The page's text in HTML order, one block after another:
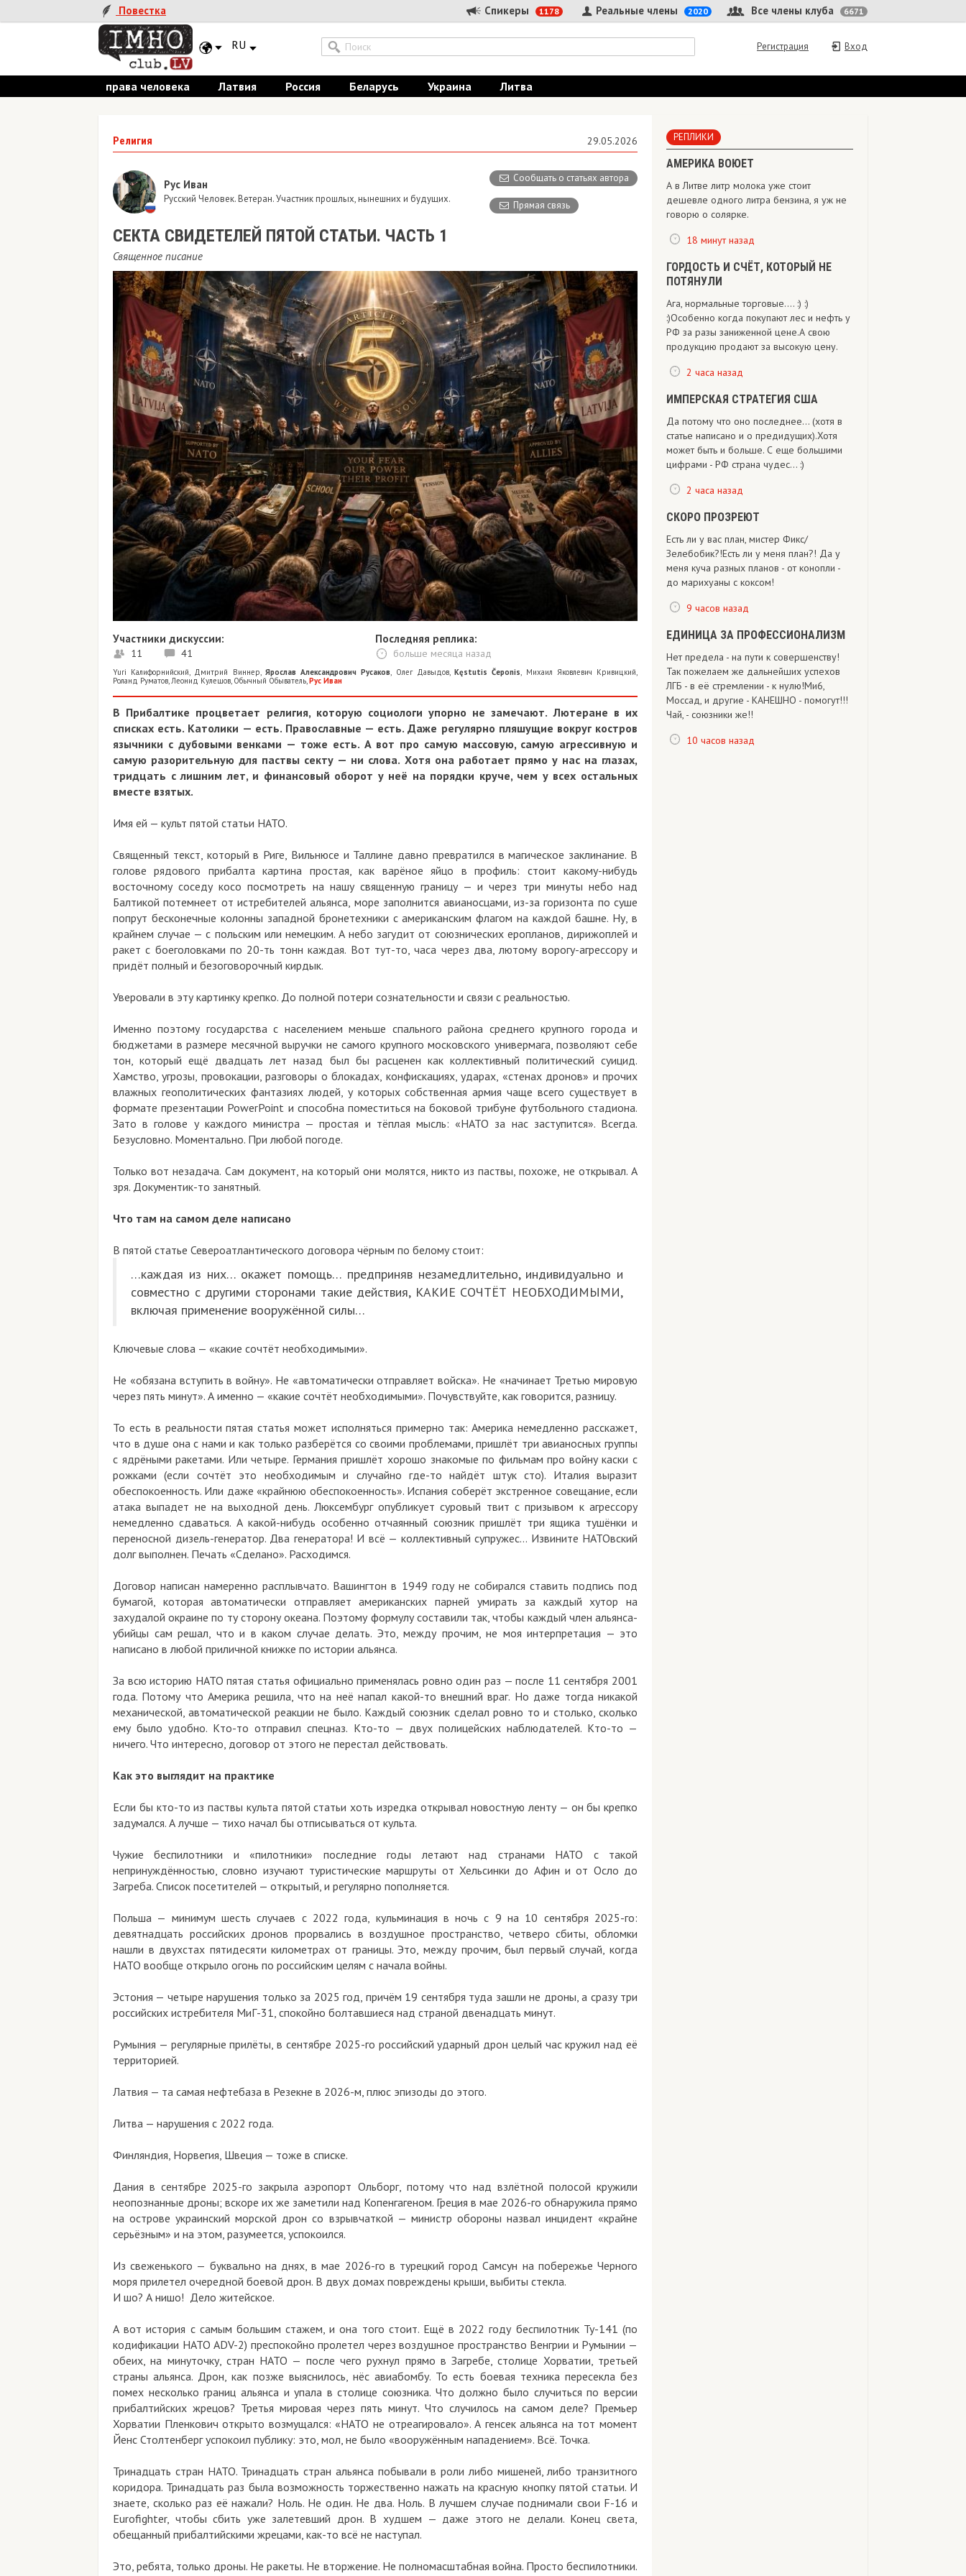
Повестка Спикеры 1178 Все члены клуба 6671
Реальные члены 2020
RU Вход
Регистрация
права человека Латвия Россия Беларусь Украина Литва
Религия 29.05.2026
Сообщать о статьях автора
Прямая связь
Рус Иван
Русский Человек. Ветеран. Участник прошлых, нынешних и будущих.
​СЕКТА СВИДЕТЕЛЕЙ ПЯТОЙ СТАТЬИ. ЧАСТЬ 1
Священное писание
Участники дискуссии:
11 41
Последняя реплика:
больше месяца назад
Yuri Калифорнийский, Дмитрий Виннер, Ярослав Александрович Русаков, Олег Давыдов,Kęstutis Čeponis, Михаил Яковлевич Кривицкий,
Роланд Руматов,Леонид Кулешов, Обычный Обыватель,Рус Иван
В Прибалтике процветает религия, которую социологи упорно не замечают. Лютеране в их
списках есть. Католики — есть. Православные — есть. Даже регулярно пляшущие вокруг костров
язычники с дубовыми венками — тоже есть. А вот про самую массовую, самую агрессивную и
самую разорительную для паствы секту — ни слова. Хотя она работает прямо у нас на глазах,
тридцать с лишним лет, и финансовый оборот у неё на порядки круче, чем у всех остальных
вместе взятых.
Имя ей — культ пятой статьи НАТО.
Священный текст, который в Риге, Вильнюсе и Таллине давно превратился в магическое заклинание. В
голове рядового прибалта картина простая, как варёное яйцо в профиль: стоит какому-нибудь
восточному соседу косо посмотреть на нашу священную границу — и через три минуты небо над
Балтикой потемнеет от истребителей альянса, море заполнится авианосцами, из-за горизонта по суше
попрут бесконечные колонны западной бронетехники с американским флагом на каждой башне. Ну, в
крайнем случае — с польским или немецким. А небо загудит от союзнических еропланов, дирижоплей и
ракет с боеголовками по 20-ть тонн каждая. Вот тут-то, часа через два, лютому ворогу-агрессору и
придёт полный и безоговорочный кирдык.
Уверовали в эту картинку крепко. До полной потери сознательности и связи с реальностью.
Именно поэтому государства с населением меньше спального района среднего крупного города и
бюджетами в размере месячной выручки не самого крупного московского универмага, позволяют себе
тон, который ещё двадцать лет назад был бы расценен как коллективный политический суицид.
Хамство, угрозы, провокации, разговоры о блокадах, конфискациях, ударах, «стенах дронов» и прочих
влажных геополитических фантазиях людей, у которых собственная армия чаще всего существует в
формате презентации PowerPoint и способна поместиться на боковой трибуне футбольного стадиона.
Зато в голове у каждого министра — простая и тёплая мысль: «НАТО за нас заступится». Всегда.
Безусловно. Моментально. При любой погоде.
Только вот незадача. Сам документ, на который они молятся, никто из паствы, похоже, не открывал. А
зря. Документик-то занятный.
Что там на самом деле написано
В пятой статье Североатлантического договора чёрным по белому стоит:
…каждая из них… окажет помощь… предприняв незамедлительно, индивидуально и
совместно с другими сторонами такие действия, КАКИЕ СОЧТЁТ НЕОБХОДИМЫМИ,
включая применение вооружённой силы…
Ключевые слова — «какие сочтёт необходимыми».
Не «обязана вступить в войну». Не «автоматически отправляет войска». Не «начинает Третью мировую
через пять минут». А именно — «какие сочтёт необходимыми». Почувствуйте, как говорится, разницу.
То есть в реальности пятая статья может исполняться примерно так: Америка немедленно расскажет,
что в душе она с нами и как только разберётся со своими проблемами, пришлёт три авианосных группы
с ядрёными ракетами. Или четыре. Германия пришлёт хорошо знакомые по фильмам про войну каски с
рожками (если сочтёт это необходимым и случайно где-то найдёт штук сто). Италия выразит
обеспокоенность. Или даже «крайнюю обеспокоенность». Испания соберёт экстренное совещание, если
атака выпадет не на выходной день. Люксембург опубликует суровый твит с призывом к агрессору
немедленно сдаваться. А какой-нибудь особенно отчаянный союзник пришлёт три ящика тушёнки и
переносной дизель-генератор. Два генератора! И всё — коллективный супружес… Извините НАТОвский
долг выполнен. Печать «Сделано». Расходимся.
Договор написан намеренно расплывчато. Вашингтон в 1949 году не собирался ставить подпись под
бумагой, которая автоматически отправляет американских парней умирать за каждый хутор на
захудалой окраине по ту сторону океана. Поэтому формулу составили так, чтобы каждый член альянса-
убийцы сам решал, что и в каком случае делать. Это, между прочим, не моя интерпретация — это
написано в любой приличной книжке по истории альянса.
За всю историю НАТО пятая статья официально применялась ровно один раз — после 11 сентября 2001
года. Потому что Америка решила, что на неё напал какой-то внешний враг. Но даже тогда никакой
механической, автоматической реакции не было. Каждый союзник сделал ровно то и столько, сколько
ему было удобно. Кто-то отправил спецназ. Кто-то — двух полицейских наблюдателей. Кто-то —
ничего. Что интересно, договор от этого не перестал действовать.
Как это выглядит на практике
Если бы кто-то из паствы культа пятой статьи хоть изредка открывал новостную ленту — он бы крепко
задумался. А лучше — тихо начал бы отписываться от культа.
Чужие беспилотники и «пилотники» последние годы летают над странами НАТО с такой
непринуждённостью, словно изучают туристические маршруты от Хельсинки до Афин и от Осло до
Загреба. Список посетителей — открытый, и регулярно пополняется.
Польша — минимум шесть случаев с 2022 года, кульминация в ночь с 9 на 10 сентября 2025-го:
девятнадцать российских дронов прорвались в воздушное пространство, четверо сбиты, обломки
нашли в двухстах пятидесяти километрах от границы. Это, между прочим, был первый случай, когда
НАТО вообще открыло огонь по российским целям с начала войны.
Эстония — четыре нарушения только за 2025 год, причём 19 сентября туда зашли не дроны, а сразу три
российских истребителя МиГ-31, спокойно болтавшиеся над страной двенадцать минут.
Румыния — регулярные прилёты, в сентябре 2025-го российский ударный дрон целый час кружил над её
территорией.
Латвия — та самая нефтебаза в Резекне в 2026-м, плюс эпизоды до этого.
Литва — нарушения с 2022 года.
Финляндия, Норвегия, Швеция — тоже в списке.
Дания в сентябре 2025-го закрыла аэропорт Ольборг, потому что над взлётной полосой кружили
неопознанные дроны; вскоре их же заметили над Копенгагеном. Греция в мае 2026-го обнаружила прямо
на острове украинский морской дрон со взрывчаткой — министр обороны назвал инцидент «крайне
серьёзным» и на этом, разумеется, успокоился.
Из свеженького — буквально на днях, в мае 2026-го в турецкий город Самсун на побережье Черного
моря прилетел очередной боевой дрон. В двух домах повреждены крыши, выбиты стекла.
И шо? А нишо! Дело житейское.
А вот история с самым большим стажем, и она того стоит. Ещё в 2022 году беспилотник Ту-141 (по
кодификации НАТО ADV-2) преспокойно пролетел через воздушное пространство Венгрии и Румынии —
обеих, на минуточку, стран НАТО — после чего рухнул прямо в Загребе, столице Хорватии, третьей
страны альянса. Дрон, как позже выяснилось, нёс авиабомбу. То есть боевая техника пересекла без
помех несколько границ альянса и упала в столице союзника. Что должно было случиться по версии
прибалтийских жрецов? Третья мировая через пять минут. Что случилось на самом деле? Премьер
Хорватии Пленкович открыто возмущался: «НАТО не отреагировало». А генсек альянса на тот момент
Йенс Столтенберг успокоил публику: это, мол, не было «вооружённым нападением». Всё. Точка.
Тринадцать стран НАТО. Тринадцать стран альянса побывали в роли либо мишеней, либо транзитного
коридора. Тринадцать раз была возможность торжественно нажать на красную кнопку пятой статьи. И
знаете, сколько раз её нажали? Ноль. Не один. Не два. Ноль. В лучшем случае поднимали свои F-16 и
Eurofighter, чтобы сбить уже залетевший дрон. В худшем — даже этого не делали. Конец света,
обещанный прибалтийскими жрецами, как-то всё не наступал.
Это, ребята, только дроны. Не ракеты. Не вторжение. Не полномасштабная война. Просто беспилотники.
РЕПЛИКИ
АМЕРИКА ВОЮЕТ
А в Литве литр молока уже стоит
дешевле одного литра бензина, я уж не
говорю о солярке.
18 минут назад
ГОРДОСТЬ И СЧЁТ, КОТОРЫЙ НЕ
ПОТЯНУЛИ
Ага, нормальные торговые.... :) :)
:)Особенно когда покупают лес и нефть у
РФ за разы заниженной цене.А свою
продукцию продают за высокую цену.
2 часа назад
ИМПЕРСКАЯ СТРАТЕГИЯ США
Да потому что оно последнее... (хотя в
статье написано и о предидущих).Хотя
может быть и больше. С еще большими
цифрами - РФ страна чудес... :)
2 часа назад
СКОРО ПРОЗРЕЮТ
Есть ли у вас план, мистер Фикс/
Зелебобик?!Есть ли у меня план?! Да у
меня куча разных планов - от конопли -
до марихуаны с коксом!
9 часов назад
ЕДИНИЦА ЗА ПРОФЕССИОНАЛИЗМ
Нет предела - на пути к совершенству!
Так пожелаем же дальнейших успехов
ЛГБ - в её стремлении - к нулю!Ми6,
Моссад, и другие - КАНЕШНО - помогут!!!
Чай, - союзники же!!
10 часов назад